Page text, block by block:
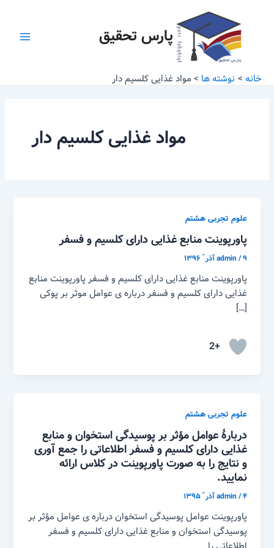
پارس تحقیق
خانه نوشته ها مواد غذایی کلسیم دار
مواد غذایی کلسیم دار
علوم تجربی هشتم
پاورپوینت منابع غذایی دارای کلسیم و فسفر
admin/۹ آذر ّ ۱۳۹۶
پاورپوینت منابع غذایی دارای کلسیم و فسفر پاورپوینت منابع
غذایی دارای کلسیم و فسفر درباره ی عوامل موثر بر پوکی
[…]
+2
علوم تجربی هشتم
دربارهٔ عوامل مؤثر بر پوسیدگی استخوان و منابع
غذایی دارای کلسیم و فسفر اطلاعاتی را جمع آوری
و نتایج را به صورت پاورپوینت در کلاس ارائه
نمایید.
admin/۴ آذر ّ ۱۳۹۵
پاورپوینت عوامل پوسیدگی استخوان درباره ی عوامل مؤثر بر
پوسیدگی استخوان و منابع غذایی دارای کلسیم و فسفر